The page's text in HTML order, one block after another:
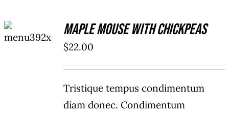
CART
/
Maple Mouse With Chickpeas
$22.00
Tristique tempus condimentum
diam donec. Condimentum